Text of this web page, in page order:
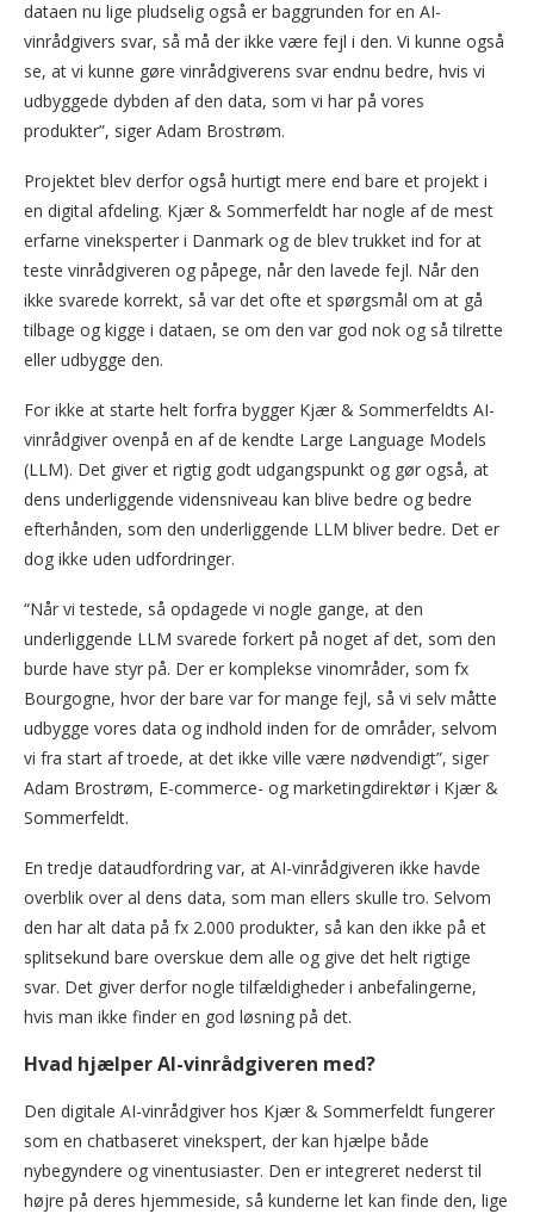
dataen nu lige pludselig også er baggrunden for en AI-
vinrådgivers svar, så må der ikke være fejl i den. Vi kunne også
se, at vi kunne gøre vinrådgiverens svar endnu bedre, hvis vi
udbyggede dybden af den data, som vi har på vores
produkter”, siger Adam Brostrøm.
Projektet blev derfor også hurtigt mere end bare et projekt i
en digital afdeling. Kjær & Sommerfeldt har nogle af de mest
erfarne vineksperter i Danmark og de blev trukket ind for at
teste vinrådgiveren og påpege, når den lavede fejl. Når den
ikke svarede korrekt, så var det ofte et spørgsmål om at gå
tilbage og kigge i dataen, se om den var god nok og så tilrette
eller udbygge den.
For ikke at starte helt forfra bygger Kjær & Sommerfeldts AI-
vinrådgiver ovenpå en af de kendte Large Language Models
(LLM). Det giver et rigtig godt udgangspunkt og gør også, at
dens underliggende vidensniveau kan blive bedre og bedre
efterhånden, som den underliggende LLM bliver bedre. Det er
dog ikke uden udfordringer.
“Når vi testede, så opdagede vi nogle gange, at den
underliggende LLM svarede forkert på noget af det, som den
burde have styr på. Der er komplekse vinområder, som fx
Bourgogne, hvor der bare var for mange fejl, så vi selv måtte
udbygge vores data og indhold inden for de områder, selvom
vi fra start af troede, at det ikke ville være nødvendigt”, siger
Adam Brostrøm, E-commerce- og marketingdirektør i Kjær &
Sommerfeldt.
En tredje dataudfordring var, at AI-vinrådgiveren ikke havde
overblik over al dens data, som man ellers skulle tro. Selvom
den har alt data på fx 2.000 produkter, så kan den ikke på et
splitsekund bare overskue dem alle og give det helt rigtige
svar. Det giver derfor nogle tilfældigheder i anbefalingerne,
hvis man ikke finder en god løsning på det.
Hvad hjælper AI-vinrådgiveren med?
Den digitale AI-vinrådgiver hos Kjær & Sommerfeldt fungerer
som en chatbaseret vinekspert, der kan hjælpe både
nybegyndere og vinentusiaster. Den er integreret nederst til
højre på deres hjemmeside, så kunderne let kan finde den, lige